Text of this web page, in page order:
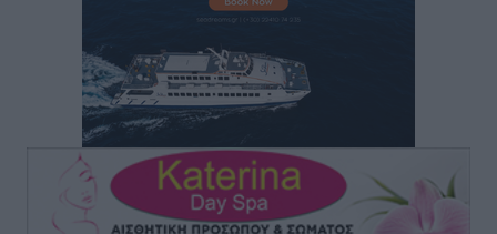
ιερό Ναό του Αγίου Νικολάου Παστίδας Μιχαήλ
Τοπικές Ειδήσεις • πριν 20 ώρες
Αποκαλυπτήρια για την «Ατζέντα 2030» από το βήμα
της ΔΕΘ
Ειδήσεις πριν 22 ώρες